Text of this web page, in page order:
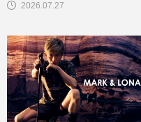
2026.07.27